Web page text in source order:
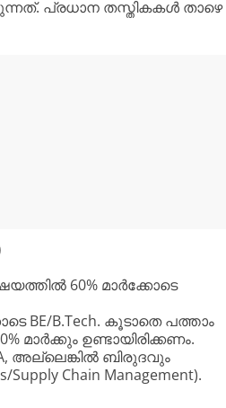
പ്രധാന തസ്തികകൾ താഴെ
60% മാർക്കോടെ
BE/B.Tech. കൂടാതെ പത്താം
മാർക്കും ഉണ്ടായിരിക്കണം.
അല്ലെങ്കിൽ ബിരുദവും
Chain Management).